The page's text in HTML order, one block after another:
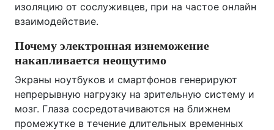
изоляцию от сослуживцев, при на частое онлайн
взаимодействие.
Почему электронная изнеможение
накапливается неощутимо
Экраны ноутбуков и смартфонов генерируют
непрерывную нагрузку на зрительную систему и
мозг. Глаза сосредотачиваются на ближнем
промежутке в течение длительных временных